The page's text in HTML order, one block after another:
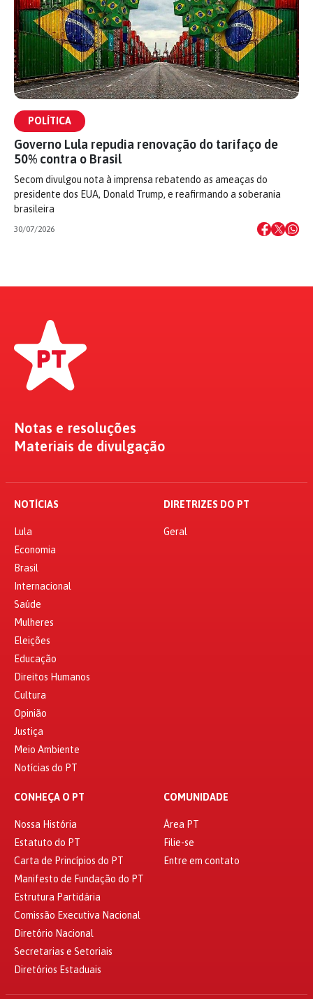
POLÍTICA
Governo Lula repudia renovação do tarifaço de
50% contra o Brasil
Secom divulgou nota à imprensa rebatendo as ameaças do
presidente dos EUA, Donald Trump, e reafirmando a soberania
brasileira
30/07/2026
Notas e resoluções
Materiais de divulgação
NOTÍCIAS
Lula
Economia
Brasil
Internacional
Saúde
Mulheres
Eleições
Educação
Direitos Humanos
Cultura
Opinião
Justiça
Meio Ambiente
Notícias do PT
DIRETRIZES DO PT
Geral
CONHEÇA O PT
Nossa História
Estatuto do PT
Carta de Princípios do PT
Manifesto de Fundação do PT
Estrutura Partidária
Comissão Executiva Nacional
Diretório Nacional
Secretarias e Setoriais
Diretórios Estaduais
COMUNIDADE
Área PT
Filie-se
Entre em contato